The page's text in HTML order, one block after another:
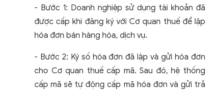
- Bước 1: Doanh nghiệp sử dụng tài khoản đã
được cấp khi đăng ký với Cơ quan thuế để lập
hóa đơn bán hàng hóa, dịch vụ.
- Bước 2: Ký số hóa đơn đã lập và gửi hóa đơn
cho Cơ quan thuế cấp mã. Sau đó, hệ thống
cấp mã sẽ tự động cấp mã hóa đơn và gửi trả